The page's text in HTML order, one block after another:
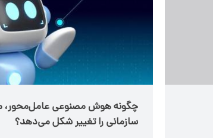
چگونه هوش مصنوعی عامل‌محور،
سازمانی را تغییر شکل می‌دهد؟